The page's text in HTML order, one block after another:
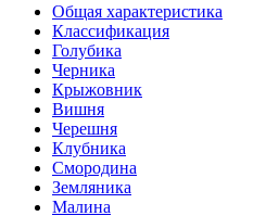
Общая характеристика
Классификация
Голубика
Черника
Крыжовник
Вишня
Черешня
Клубника
Смородина
Земляника
Малина